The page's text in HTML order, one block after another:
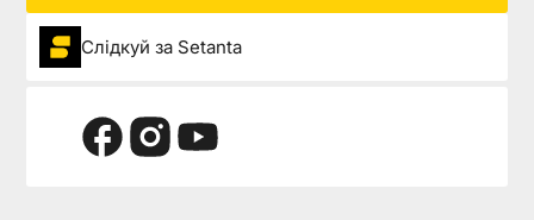
Слідкуй за Setanta